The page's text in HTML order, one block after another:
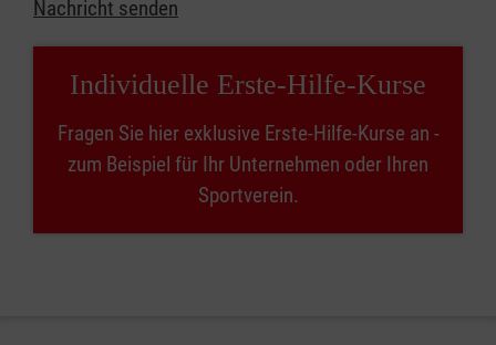
Nachricht senden
Individuelle Erste-Hilfe-Kurse
Fragen Sie hier exklusive Erste-Hilfe-Kurse an -
zum Beispiel für Ihr Unternehmen oder Ihren
Sportverein.